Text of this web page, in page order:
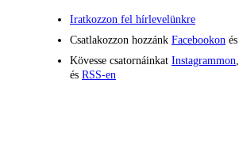
Iratkozzon fel hírlevelünkre
Csatlakozzon hozzánk Facebookon és
Kövesse csatornáinkat Instagrammon,
és RSS-en